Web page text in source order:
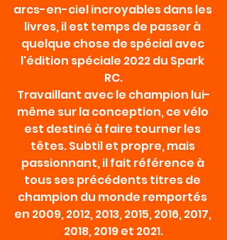
arcs-en-ciel incroyables dans les
livres, il est temps de passer à
quelque chose de spécial avec
l'édition spéciale 2022 du Spark
RC.
Travaillant avec le champion lui-
même sur la conception, ce vélo
est destiné à faire tourner les
têtes. Subtil et propre, mais
passionnant, il fait référence à
tous ses précédents titres de
champion du monde remportés
en 2009, 2012, 2013, 2015, 2016, 2017,
2018, 2019 et 2021.